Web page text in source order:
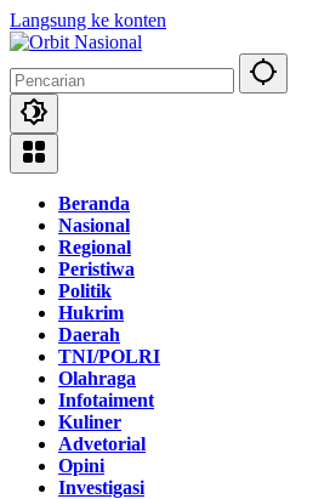
Langsung ke konten
Beranda
Nasional
Regional
Peristiwa
Politik
Hukrim
Daerah
TNI/POLRI
Olahraga
Infotaiment
Kuliner
Advetorial
Opini
Investigasi